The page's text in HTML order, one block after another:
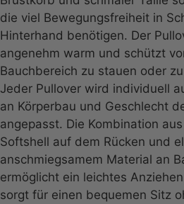
die viel Bewegungsfreiheit in
Hinterhand benötigen. Der
angenehm warm und schützt
Bauchbereich zu stauen oder
Jeder Pullover wird individuell
an Körperbau und Geschlecht
angepasst. Die Kombination
Softshell auf dem Rücken und
anschmiegsamem Material an
ermöglicht ein leichtes
sorgt für einen bequemen Sitz